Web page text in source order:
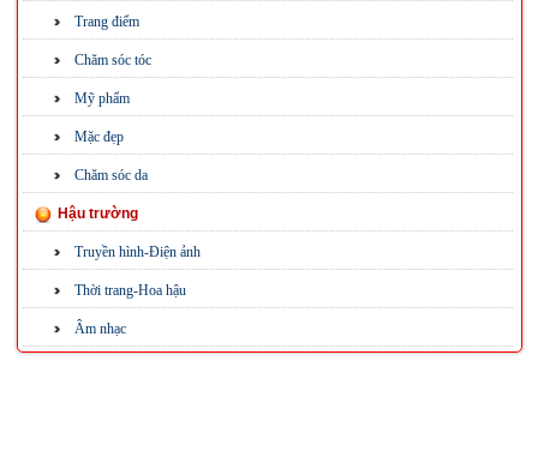
Trang điểm
Chăm sóc tóc
Mỹ phẩm
Mặc đẹp
Chăm sóc da
Hậu trường
Truyền hình-Điện ảnh
Thời trang-Hoa hậu
Âm nhạc